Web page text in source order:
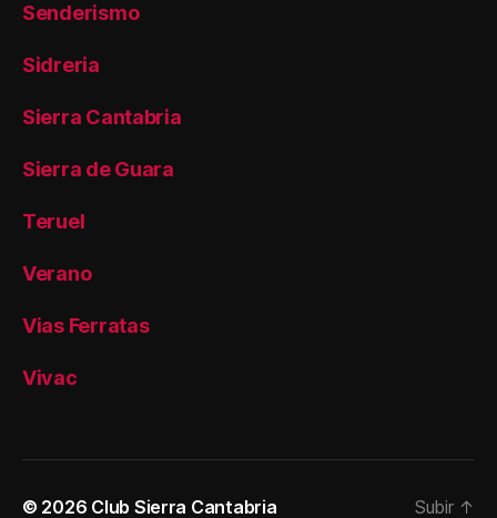
Senderismo
Sidreria
Sierra Cantabria
Sierra de Guara
Teruel
Verano
Vias Ferratas
Vivac
© 2026 Club Sierra Cantabria Subir ↑